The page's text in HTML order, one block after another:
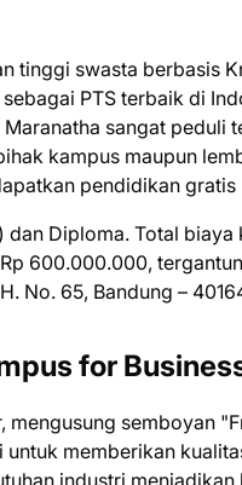
tinggi swasta berbasis
PTS terbaik di
sangat peduli
kampus maupun
pendidikan gratis
Diploma. Total biaya
600.000.000,
No. 65, Bandung –
for
semboyan
memberikan
industri